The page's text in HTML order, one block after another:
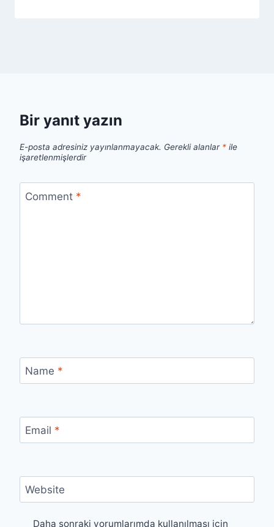
Bir yanıt yazın
E-posta adresiniz yayınlanmayacak. Gerekli alanlar * ile
işaretlenmişlerdir
Comment *
Name *
Email *
Website
Daha sonraki yorumlarımda kullanılması için